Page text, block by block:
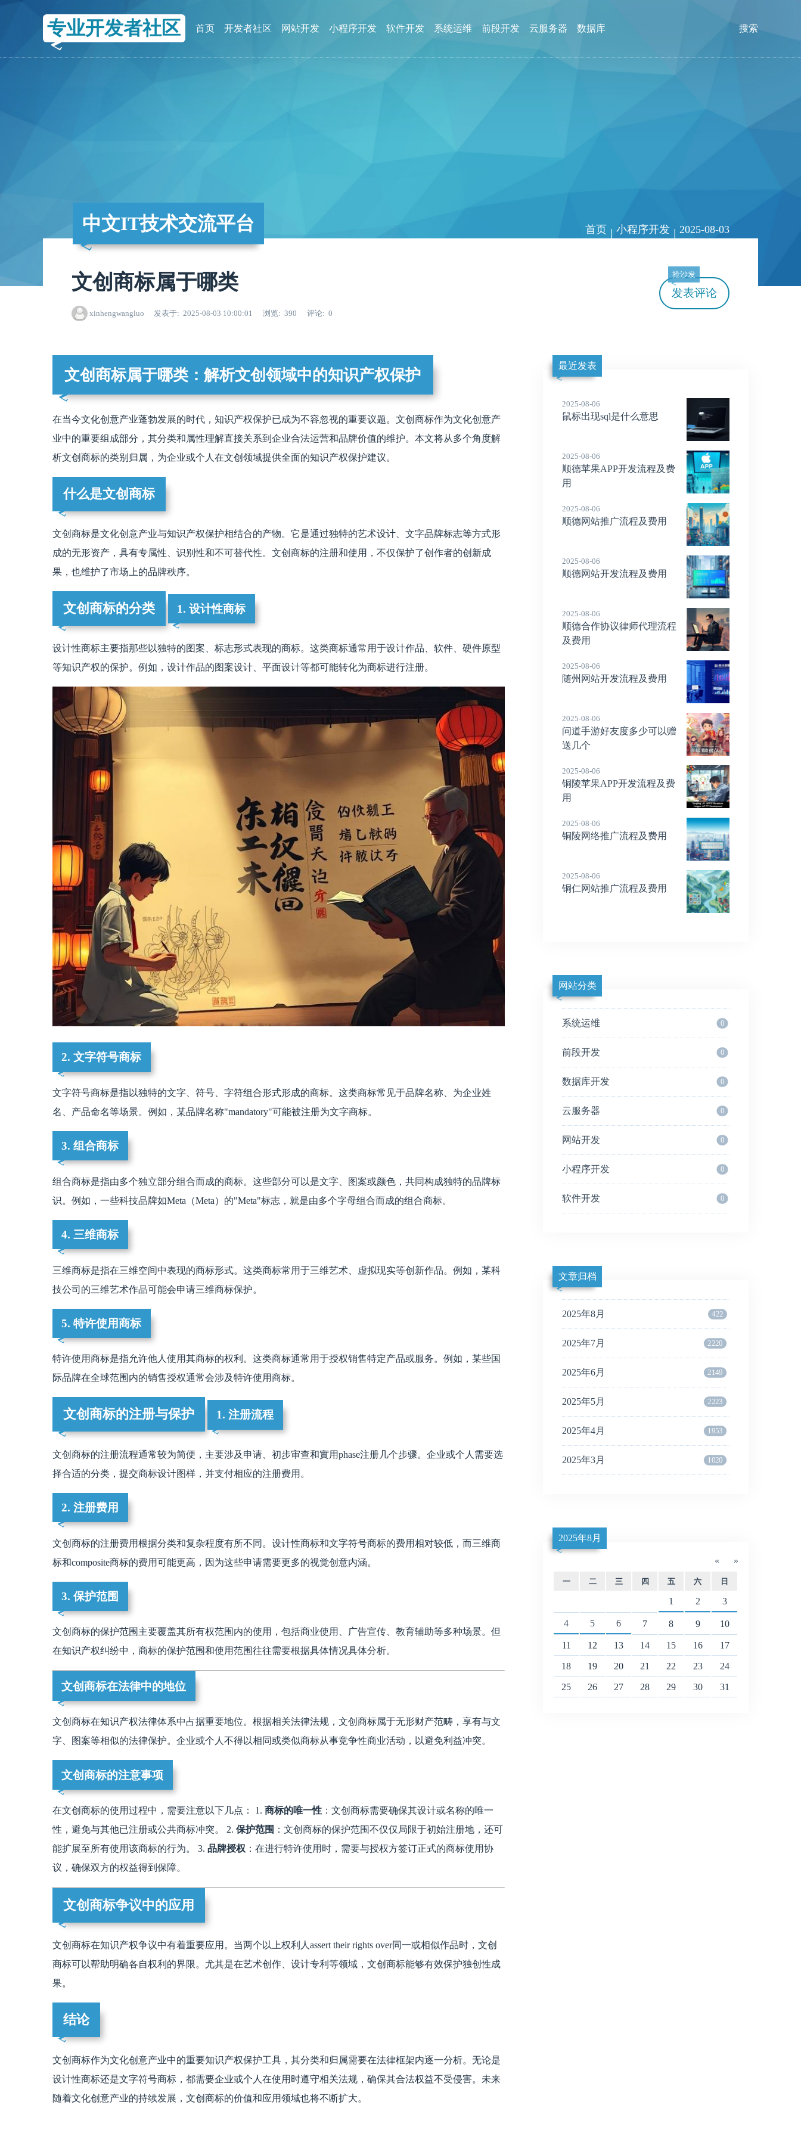
专业开发者社区 首页 开发者社区 网站开发 小程序开发 软件开发 系统运维 前段开发 云服务器 数据库 搜索
中文IT技术交流平台 首页 | 小程序开发 | 2025-08-03
文创商标属于哪类
xinhengwangluo 发表于 2025-08-03 10:00:01 浏览 390 评论 0
抢沙发
发表评论
文创商标属于哪类：解析文创领域中的知识产权保护
在当今文化创意产业蓬勃发展的时代，知识产权保护已成为不容忽视的重要议题。文创商标作为文化创意产
业中的重要组成部分，其分类和属性理解直接关系到企业合法运营和品牌价值的维护。本文将从多个角度解
析文创商标的类别归属，为企业或个人在文创领域提供全面的知识产权保护建议。
什么是文创商标
文创商标是文化创意产业与知识产权保护相结合的产物。它是通过独特的艺术设计、文字品牌标志等方式形
成的无形资产，具有专属性、识别性和不可替代性。文创商标的注册和使用，不仅保护了创作者的创新成
果，也维护了市场上的品牌秩序。
文创商标的分类 1. 设计性商标
设计性商标主要指那些以独特的图案、标志形式表现的商标。这类商标通常用于设计作品、软件、硬件原型
等知识产权的保护。例如，设计作品的图案设计、平面设计等都可能转化为商标进行注册。
2. 文字符号商标
文字符号商标是指以独特的文字、符号、字符组合形式形成的商标。这类商标常见于品牌名称、为企业姓
名、产品命名等场景。例如，某品牌名称"mandatory"可能被注册为文字商标。
3. 组合商标
组合商标是指由多个独立部分组合而成的商标。这些部分可以是文字、图案或颜色，共同构成独特的品牌标
识。例如，一些科技品牌如Meta（Meta）的"Meta"标志，就是由多个字母组合而成的组合商标。
4. 三维商标
三维商标是指在三维空间中表现的商标形式。这类商标常用于三维艺术、虚拟现实等创新作品。例如，某科
技公司的三维艺术作品可能会申请三维商标保护。
5. 特许使用商标
特许使用商标是指允许他人使用其商标的权利。这类商标通常用于授权销售特定产品或服务。例如，某些国
际品牌在全球范围内的销售授权通常会涉及特许使用商标。
文创商标的注册与保护 1. 注册流程
文创商标的注册流程通常较为简便，主要涉及申请、初步审查和實用phase注册几个步骤。企业或个人需要选
择合适的分类，提交商标设计图样，并支付相应的注册费用。
2. 注册费用
文创商标的注册费用根据分类和复杂程度有所不同。设计性商标和文字符号商标的费用相对较低，而三维商
标和composite商标的费用可能更高，因为这些申请需要更多的视觉创意内涵。
3. 保护范围
文创商标的保护范围主要覆盖其所有权范围内的使用，包括商业使用、广告宣传、教育辅助等多种场景。但
在知识产权纠纷中，商标的保护范围和使用范围往往需要根据具体情况具体分析。
文创商标在法律中的地位
文创商标在知识产权法律体系中占据重要地位。根据相关法律法规，文创商标属于无形财产范畴，享有与文
字、图案等相似的法律保护。企业或个人不得以相同或类似商标从事竞争性商业活动，以避免利益冲突。
文创商标的注意事项
在文创商标的使用过程中，需要注意以下几点： 1. 商标的唯一性 ：文创商标需要确保其设计或名称的唯一
性，避免与其他已注册或公共商标冲突。 2. 保护范围 ：文创商标的保护范围不仅仅局限于初始注册地，还可
能扩展至所有使用该商标的行为。 3. 品牌授权 ：在进行特许使用时，需要与授权方签订正式的商标使用协
议，确保双方的权益得到保障。
文创商标争议中的应用
文创商标在知识产权争议中有着重要应用。当两个以上权利人assert their rights over同一或相似作品时，文创
商标可以帮助明确各自权利的界限。尤其是在艺术创作、设计专利等领域，文创商标能够有效保护独创性成
果。
结论
文创商标作为文化创意产业中的重要知识产权保护工具，其分类和归属需要在法律框架内逐一分析。无论是
设计性商标还是文字符号商标，都需要企业或个人在使用时遵守相关法规，确保其合法权益不受侵害。未来
随着文化创意产业的持续发展，文创商标的价值和应用领域也将不断扩大。
最近发表
2025-08-06
鼠标出现sql是什么意思
2025-08-06
顺德苹果APP开发流程及费
用
2025-08-06
顺德网站推广流程及费用
2025-08-06
顺德网站开发流程及费用
2025-08-06
顺德合作协议律师代理流程
及费用
2025-08-06
随州网站开发流程及费用
2025-08-06
问道手游好友度多少可以赠
送几个
2025-08-06
铜陵苹果APP开发流程及费
用
2025-08-06
铜陵网络推广流程及费用
2025-08-06
铜仁网站推广流程及费用
网站分类
系统运维 0
前段开发 0
数据库开发 0
云服务器 0
网站开发 0
小程序开发 0
软件开发 0
文章归档
2025年8月 422
2025年7月 2220
2025年6月 2149
2025年5月 2223
2025年4月 1953
2025年3月 1020
«
2025年8月
»
一 二 三 四 五 六 日
1 2 3
4 5 6 7 8 9 10
11 12 13 14 15 16 17
18 19 20 21 22 23 24
25 26 27 28 29 30 31